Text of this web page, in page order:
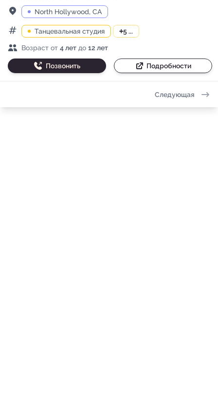
Адрес
North Hollywood, CA
КатегорииТанцевальная студия +5 ...
Возраст детей
Возраст от 4 лет до 12 лет
Позвонить Подробности
Следующая